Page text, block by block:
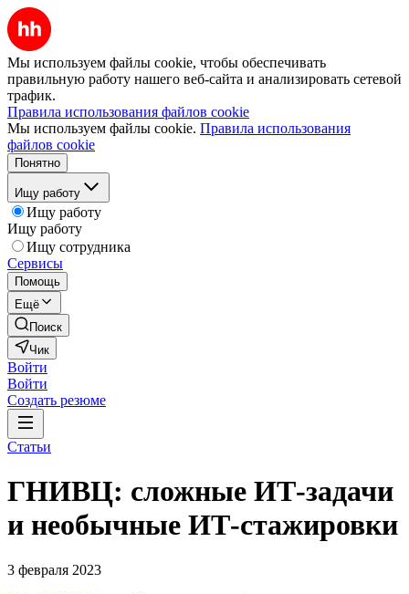
Мы используем файлы cookie, чтобы обеспечивать
правильную работу нашего веб-сайта и анализировать сетевой
трафик.
Правила использования файлов cookie
Мы используем файлы cookie. Правила использования
файлов cookie
Понятно
Ищу работу
Ищу работу
Ищу работу
Ищу сотрудника
Сервисы
Помощь
Ещё
Поиск
Чик
Войти
Войти
Создать резюме
Статьи
ГНИВЦ: сложные ИТ‑задачи
и необычные ИТ‑стажировки
3 февраля 2023